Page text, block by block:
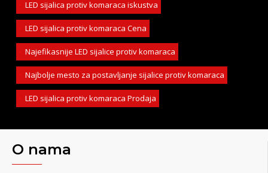
LED sijalica protiv komaraca iskustva
LED sijalica protiv komaraca Cena
Najefikasnije LED sijalice protiv komaraca
Najbolje mesto za postavljanje sijalice protiv komaraca
LED sijalica protiv komaraca Prodaja
O nama